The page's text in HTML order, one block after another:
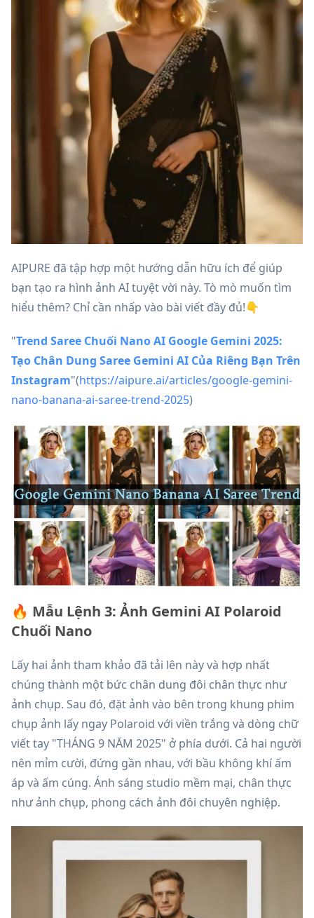
AIPURE đã tập hợp một hướng dẫn hữu ích để giúp
bạn tạo ra hình ảnh AI tuyệt vời này. Tò mò muốn tìm
hiểu thêm? Chỉ cần nhấp vào bài viết đầy đủ!👇
"Trend Saree Chuối Nano AI Google Gemini 2025:
Tạo Chân Dung Saree Gemini AI Của Riêng Bạn Trên
Instagram"(https://aipure.ai/articles/google-gemini-
nano-banana-ai-saree-trend-2025)
🔥 Mẫu Lệnh 3: Ảnh Gemini AI Polaroid
Chuối Nano
Lấy hai ảnh tham khảo đã tải lên này và hợp nhất
chúng thành một bức chân dung đôi chân thực như
ảnh chụp. Sau đó, đặt ảnh vào bên trong khung phim
chụp ảnh lấy ngay Polaroid với viền trắng và dòng chữ
viết tay "THÁNG 9 NĂM 2025" ở phía dưới. Cả hai người
nên mỉm cười, đứng gần nhau, với bầu không khí ấm
áp và ấm cúng. Ánh sáng studio mềm mại, chân thực
như ảnh chụp, phong cách ảnh đôi chuyên nghiệp.